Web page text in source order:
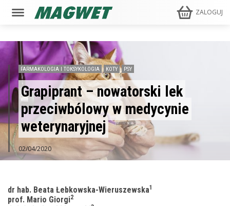
ZALOGUJ
FARMAKOLOGIA I TOKSYKOLOGIA KOTY PSY
Grapiprant – nowatorski lek
przeciwbólowy w medycynie
weterynaryjnej
02/04/2020
dr hab. Beata Łebkowska-Wieruszewska1
prof. Mario Giorgi2